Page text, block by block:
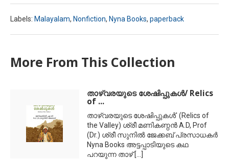
Labels: Malayalam, Nonfiction, Nyna Books, paperback
More From This Collection
താഴ്വരയുടെ ശേഷിപ്പുകള്‍/ Relics
of ...
താഴ്വരയുടെ ശേഷിപ്പുകള്‍' (Relics of
the Valley) ശ്രീ മണികണ്ഠന്‍ A.D, Prof
(Dr.) ശ്രീ സുനില്‍ ജേക്കബ് പ്രസാധകര്‍
Nyna Books അട്ടപ്പാടിയുടെ കഥ
പറയുന്ന താഴ്[...]